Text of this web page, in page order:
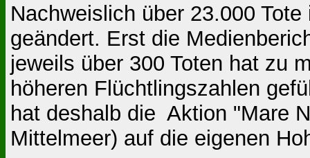
Nachweislich über 23.000
geändert. Erst die
jeweils über 300 Toten hat zu
höheren Flüchtlingszahlen
hat deshalb die Aktion "Mare
Mittelmeer) auf die eigenen